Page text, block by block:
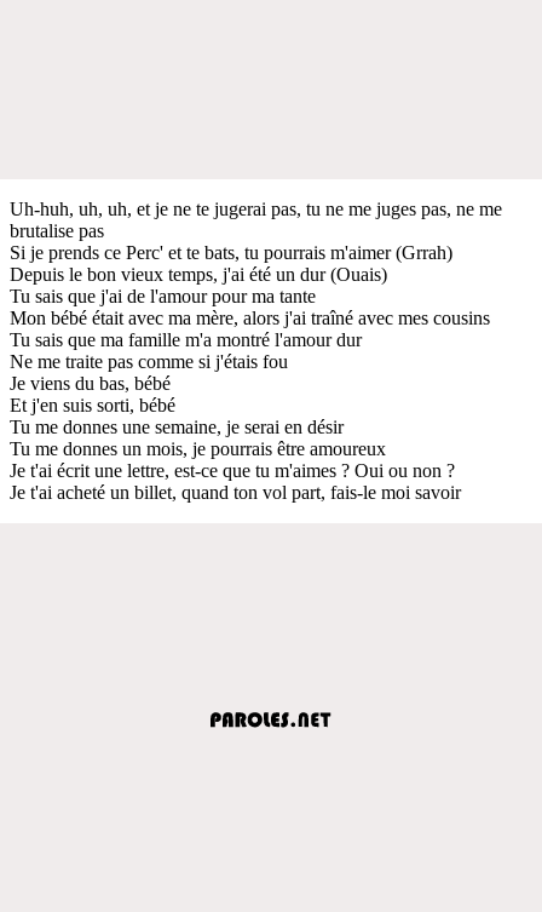
Uh-huh, uh, uh, et je ne te jugerai pas, tu ne me juges pas, ne me
brutalise pas
Si je prends ce Perc' et te bats, tu pourrais m'aimer (Grrah)
Depuis le bon vieux temps, j'ai été un dur (Ouais)
Tu sais que j'ai de l'amour pour ma tante
Mon bébé était avec ma mère, alors j'ai traîné avec mes cousins
Tu sais que ma famille m'a montré l'amour dur
Ne me traite pas comme si j'étais fou
Je viens du bas, bébé
Et j'en suis sorti, bébé
Tu me donnes une semaine, je serai en désir
Tu me donnes un mois, je pourrais être amoureux
Je t'ai écrit une lettre, est-ce que tu m'aimes ? Oui ou non ?
Je t'ai acheté un billet, quand ton vol part, fais-le moi savoir